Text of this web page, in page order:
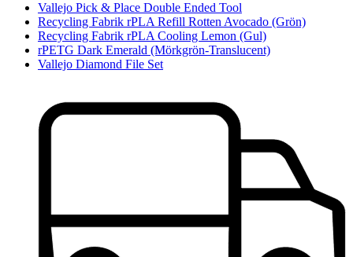
Vallejo Pick & Place Double Ended Tool
Recycling Fabrik rPLA Refill Rotten Avocado (Grön)
Recycling Fabrik rPLA Cooling Lemon (Gul)
rPETG Dark Emerald (Mörkgrön-Translucent)
Vallejo Diamond File Set